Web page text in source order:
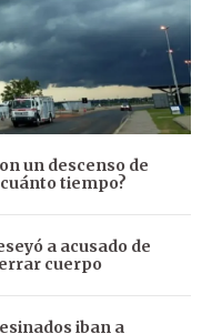
un descenso de
cuánto tiempo?
a acusado de
cuerpo
iban a